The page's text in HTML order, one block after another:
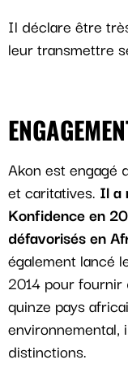
Il déclare être
leur transmettre
Akon est engagé
et caritatives. Il a
Konfidence en
défavorisés en
également lancé
2014 pour fournir
quinze pays
environnemental,
distinctions.